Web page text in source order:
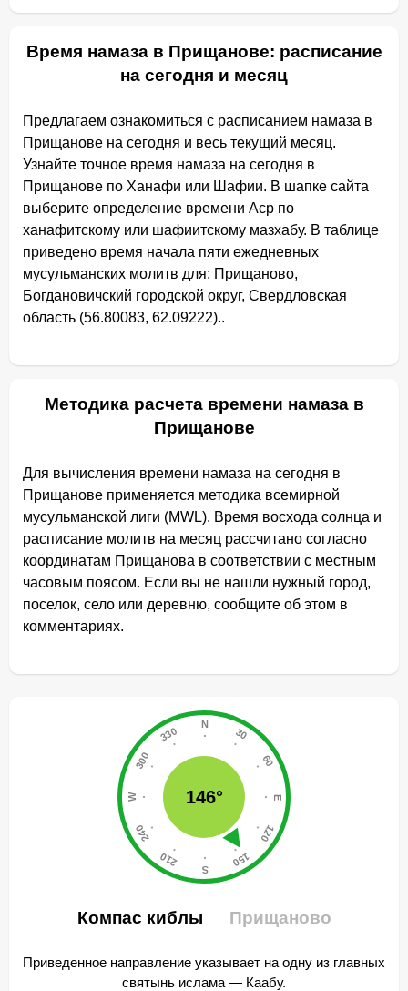
Время намаза в Прищанове: расписание
на сегодня и месяц
Предлагаем ознакомиться с расписанием намаза в
Прищанове на сегодня и весь текущий месяц.
Узнайте точное время намаза на сегодня в
Прищанове по Ханафи или Шафии. В шапке сайта
выберите определение времени Аср по
ханафитскому или шафиитскому мазхабу. В таблице
приведено время начала пяти ежедневных
мусульманских молитв для: Прищаново,
Богдановичский городской округ, Свердловская
область (56.80083, 62.09222)..
Методика расчета времени намаза в
Прищанове
Для вычисления времени намаза на сегодня в
Прищанове применяется методика всемирной
мусульманской лиги (MWL). Время восхода солнца и
расписание молитв на месяц рассчитано согласно
координатам Прищанова в соответствии с местным
часовым поясом. Если вы не нашли нужный город,
поселок, село или деревню, сообщите об этом в
комментариях.
146°
Компас киблы Прищаново
Приведенное направление указывает на одну из главных
святынь ислама — Каабу.